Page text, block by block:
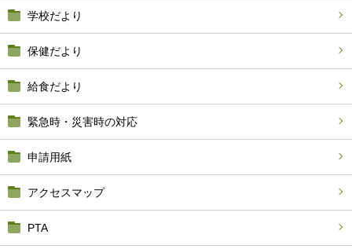
学校だより
保健だより
給食だより
緊急時・災害時の対応
申請用紙
アクセスマップ
PTA